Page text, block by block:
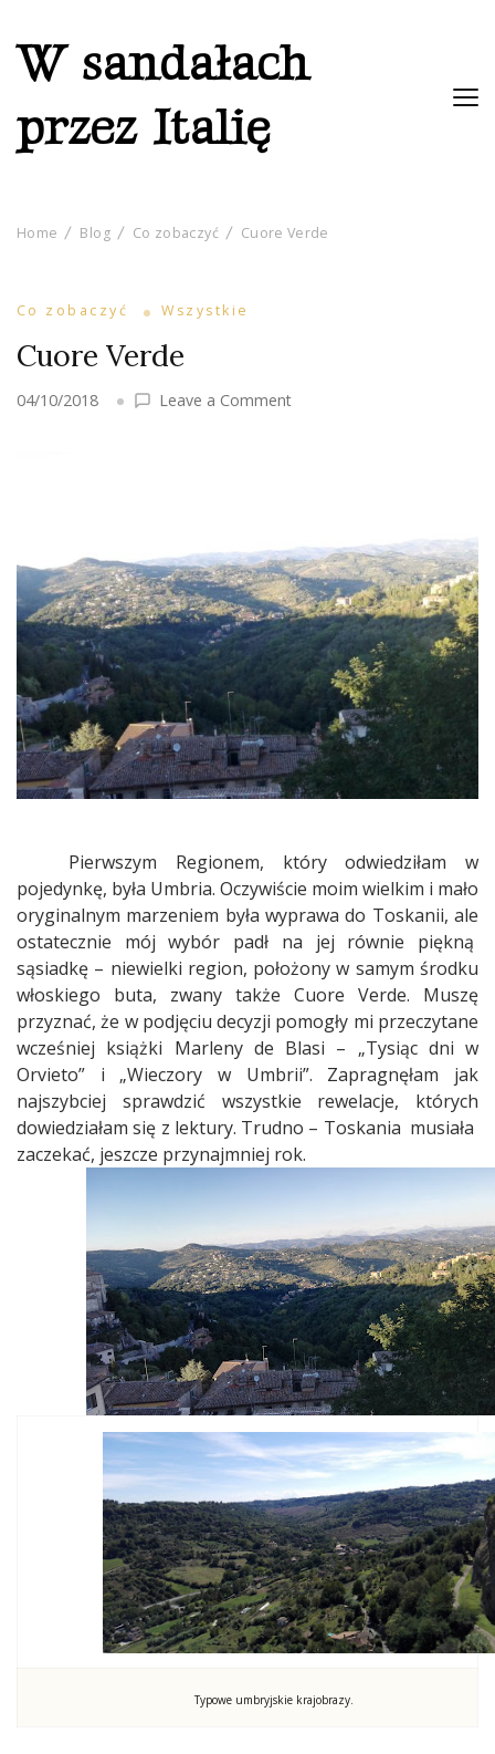
W sandałach
przez Italię
Home Blog Co zobaczyć Cuore Verde
Co zobaczyć Wszystkie
Cuore Verde
04/10/2018 Leave a Commenton
Pierwszym Regionem, który odwiedziłam w
pojedynkę, była Umbria. Oczywiście moim wielkim i mało
oryginalnym marzeniem była wyprawa do Toskanii, ale
ostatecznie mój wybór padł na jej równie piękną
sąsiadkę – niewielki region, położony w samym środku
włoskiego buta, zwany także Cuore Verde. Muszę
przyznać, że w podjęciu decyzji pomogły mi przeczytane
wcześniej książki Marleny de Blasi – „Tysiąc dni w
Orvieto” i „Wieczory w Umbrii”. Zapragnęłam jak
najszybciej sprawdzić wszystkie rewelacje, których
dowiedziałam się z lektury. Trudno – Toskania musiała
zaczekać, jeszcze przynajmniej rok.
Typowe umbryjskie krajobrazy.